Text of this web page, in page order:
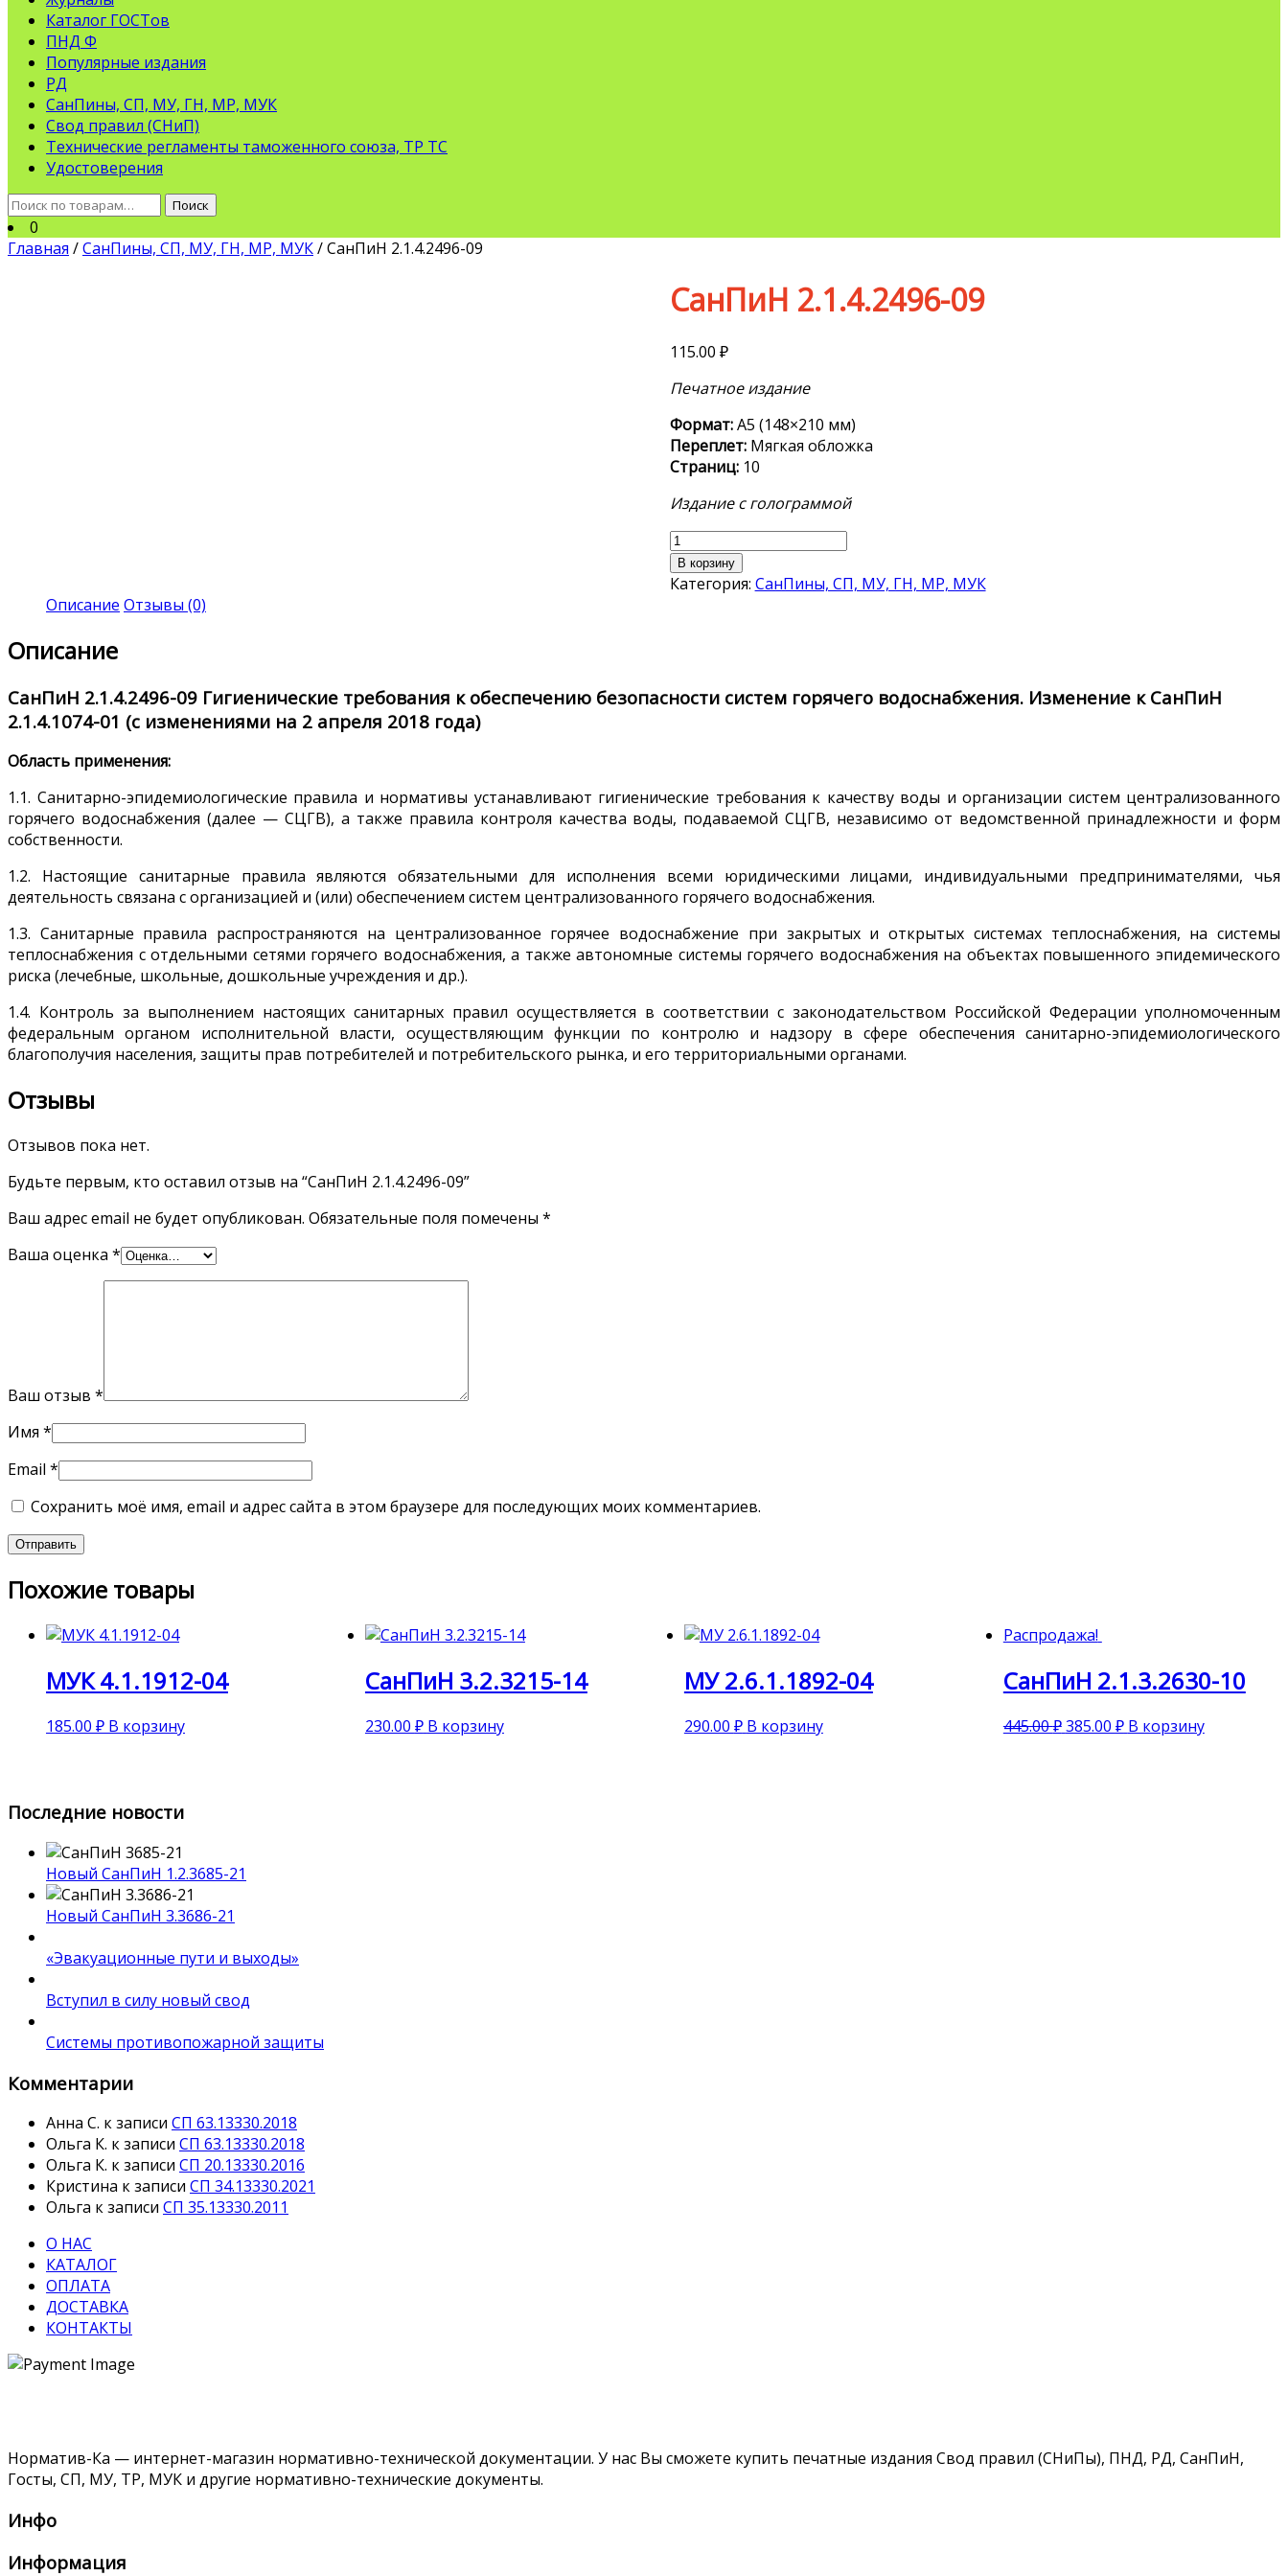
Каталог ГОСТов
ПНД Ф
Популярные издания
РД
СанПины, СП, МУ, ГН, МР, МУК
Свод правил (СНиП)
Технические регламенты таможенного союза, ТР ТС
Удостоверения
Искать:
Поиск
0
Главная /СанПины, СП, МУ, ГН, МР, МУК/ СанПиН 2.1.4.2496-09
СанПиН 2.1.4.2496-09
115.00 ₽
Печатное издание
Формат: А5 (148×210 мм)
Переплет: Мягкая обложка
Страниц:10
Издание с голограммой
Количество
товара
СанПиН
В корзину
Категория: СанПины, СП, МУ, ГН, МР, МУК
Описание Отзывы (0)
Описание
СанПиН 2.1.4.2496-09 Гигиенические требования к обеспечению безопасности систем горячего водоснабжения. Изменение к СанПиН
2.1.4.1074-01 (с изменениями на 2 апреля 2018 года)
Область применения:
1.1. Санитарно-эпидемиологические правила и нормативы устанавливают гигиенические требования к качеству воды и организации систем централизованного
горячего водоснабжения (далее — СЦГВ), а также правила контроля качества воды, подаваемой СЦГВ, независимо от ведомственной принадлежности и форм
собственности.
1.2. Настоящие санитарные правила являются обязательными для исполнения всеми юридическими лицами, индивидуальными предпринимателями, чья
деятельность связана с организацией и (или) обеспечением систем централизованного горячего водоснабжения.
1.3. Санитарные правила распространяются на централизованное горячее водоснабжение при закрытых и открытых системах теплоснабжения, на системы
теплоснабжения с отдельными сетями горячего водоснабжения, а также автономные системы горячего водоснабжения на объектах повышенного эпидемического
риска (лечебные, школьные, дошкольные учреждения и др.).
1.4. Контроль за выполнением настоящих санитарных правил осуществляется в соответствии с законодательством Российской Федерации уполномоченным
федеральным органом исполнительной власти, осуществляющим функции по контролю и надзору в сфере обеспечения санитарно-эпидемиологического
благополучия населения, защиты прав потребителей и потребительского рынка, и его территориальными органами.
Отзывы
Отзывов пока нет.
Будьте первым, кто оставил отзыв на “СанПиН 2.1.4.2496-09”
Ваш адрес email не будет опубликован. Обязательные поля помечены *
Ваша оценка *
Ваш отзыв *
Имя *
Email *
Сохранить моё имя, email и адрес сайта в этом браузере для последующих моих комментариев.
Похожие товары
МУК 4.1.1912-04
185.00 ₽ В корзину
СанПиН 3.2.3215-14
230.00 ₽ В корзину
МУ 2.6.1.1892-04
290.00 ₽ В корзину
Распродажа!
СанПиН 2.1.3.2630-10
445.00₽385.00 ₽ В корзину
Последние новости
Новый СанПиН 1.2.3685-21
Новый СанПиН 3.3686-21
«Эвакуационные пути и выходы»
Вступил в силу новый свод
Системы противопожарной защиты
Комментарии
Анна С. к записи СП 63.13330.2018
Ольга К. к записи СП 63.13330.2018
Ольга К. к записи СП 20.13330.2016
Кристина к записи СП 34.13330.2021
Ольга к записи СП 35.13330.2011
О НАС
КАТАЛОГ
ОПЛАТА
ДОСТАВКА
КОНТАКТЫ
Норматив-Ка — интернет-магазин нормативно-технической документации. У нас Вы сможете купить печатные издания Свод правил (СНиПы), ПНД, РД, СанПиН,
Госты, СП, МУ, ТР, МУК и другие нормативно-технические документы.
Инфо
Информация